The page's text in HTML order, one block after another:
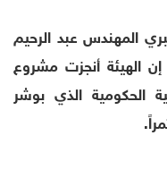
المهندس عبد الرحيم
إن الهيئة أنجزت مشروع
الحكومية الذي بوشر